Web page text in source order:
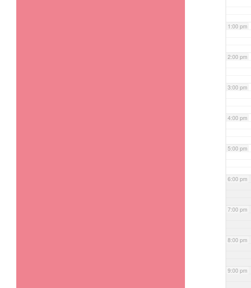
1:00 pm
2:00 pm
3:00 pm
4:00 pm
5:00 pm
6:00 pm
7:00 pm
8:00 pm
9:00 pm